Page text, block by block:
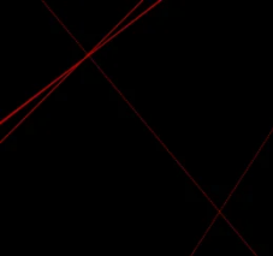
Saltar
contenido